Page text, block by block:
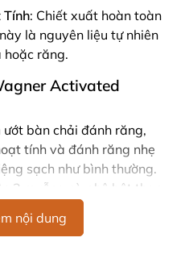
Tính: Chiết xuất hoàn toàn
là nguyên liệu tự nhiên
hoặc răng.
Activated
ướt bàn chải đánh răng,
tính và đánh răng nhẹ
sạch như bình thường.
2 muỗng cà phê bột than
để tạo thành hỗn hợp sền
lên mặt và cổ, tránh tiếp
nội dung